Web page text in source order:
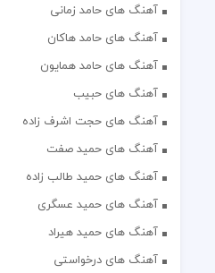
آهنگ های حامد زمانی
آهنگ های حامد هاکان
آهنگ های حامد همایون
آهنگ های حبیب
آهنگ های حجت اشرف زاده
آهنگ های حمید صفت
آهنگ های حمید طالب زاده
آهنگ های حمید عسگری
آهنگ های حمید هیراد
آهنگ های درخواستی